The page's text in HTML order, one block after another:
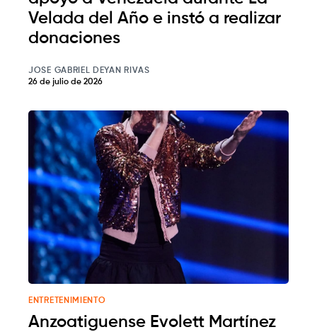
Velada del Año e instó a realizar
donaciones
JOSE GABRIEL DEYAN RIVAS
26 de julio de 2026
ENTRETENIMIENTO
Anzoatiguense Evolett Martínez